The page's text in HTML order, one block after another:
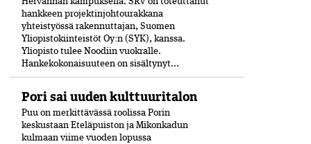
hankkeen projektinjohtourakkana
yhteistyössä rakennuttajan, Suomen
Yliopistokiinteistöt Oy:n (SYK), kanssa.
Yliopisto tulee Noodiin vuokralle.
Hankekokonaisuuteen on sisältynyt...
Pori sai uuden kulttuuritalon
Puu on merkittävässä roolissa Porin
keskustaan Eteläpuiston ja Mikonkadun
kulmaan viime vuoden lopussa